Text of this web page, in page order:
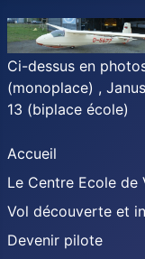
Ci-dessus en
(monoplace) ,
13 (biplace école)
Accueil
Le Centre Ecole de
Vol découverte et
Devenir pilote